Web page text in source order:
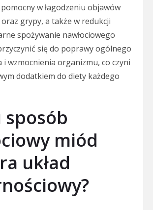
w łagodzeniu objawów
grypy, a także w redukcji
spożywanie nawłociowego
się do poprawy ogólnego
i wzmocnienia organizmu, co czyni
dodatkiem do diety każdego
sposób
miód
układ